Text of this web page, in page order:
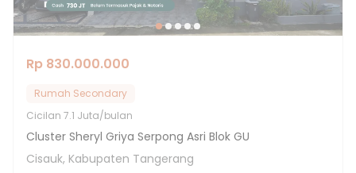
Rp 830.000.000
Rumah Secondary
Cicilan 7.1 Juta/bulan
Cluster Sheryl Griya Serpong Asri Blok GU
Cisauk, Kabupaten Tangerang